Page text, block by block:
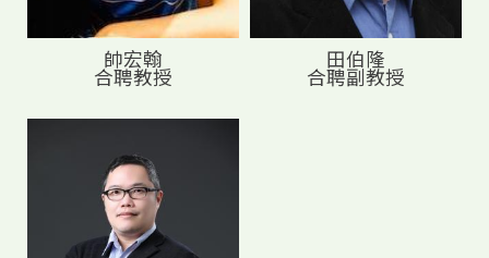
帥宏翰
合聘教授
田伯隆
合聘副教授